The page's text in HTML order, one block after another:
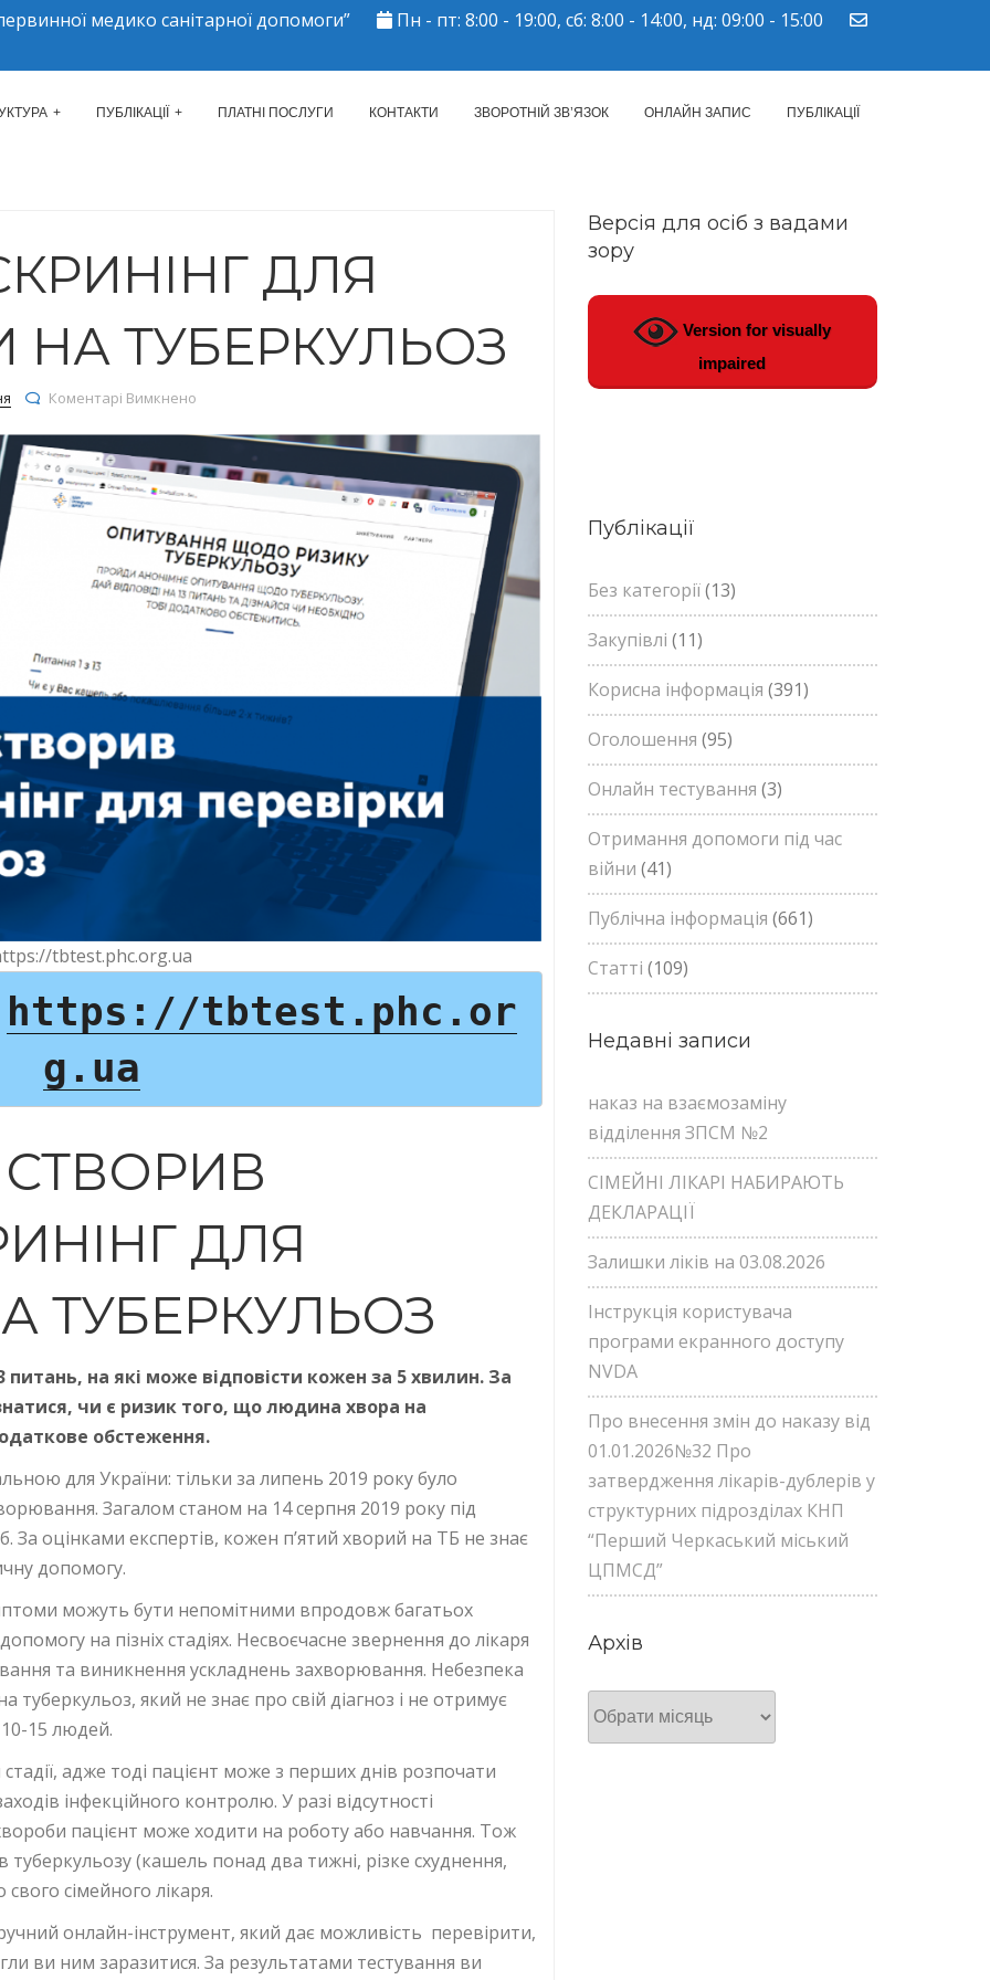
медико санітарної допомоги” Пн - пт: 8:00 - 19:00, сб: 8:00 - 14:00, нд: 09:00 - 15:00
МІСЬКИЙ ЦЕНТР ПМСД"
ПУБЛІКАЦІЇ ПЛАТНІ ПОСЛУГИ КОНТАКТИ ЗВОРОТНІЙ ЗВ’ЯЗОК ОНЛАЙН ЗАПИС ПУБЛІКАЦІЇ
ДЛЯ
НА ТУБЕРКУЛЬОЗ
Коментарі Вимкнено
tbtest.phc.org.ua
https://tbtest.phc.or
g.ua
СТВОРИВ
ДЛЯ
ТУБЕРКУЛЬОЗ
на які може відповісти кожен за 5 хвилин. За
чи є ризик того, що людина хвора на
обстеження.
для України: тільки за липень 2019 року було
Загалом станом на 14 серпня 2019 року під
За оцінками експертів, кожен п’ятий хворий на ТБ не знає
допомогу.
можуть бути непомітними впродовж багатьох
на пізніх стадіях. Несвоєчасне звернення до лікаря
та виникнення ускладнень захворювання. Небезпека
який не знає про свій діагноз і не отримує
15 людей.
адже тоді пацієнт може з перших днів розпочати
інфекційного контролю. У разі відсутності
пацієнт може ходити на роботу або навчання. Тож
(кашель понад два тижні, різке схуднення,
свого сімейного лікаря.
онлайн-інструмент, який дає можливість перевірити,
ви ним заразитися. За результатами тестування ви
Версія для осіб з вадами
зору
Version for visually
impaired
Публікації
Без категорії(13)
Закупівлі (11)
Корисна інформація (391)
Оголошення (95)
Онлайн тестування (3)
Отримання допомоги під час
війни (41)
Публічна інформація (661)
Статті (109)
Недавні записи
наказ на взаємозаміну
відділення ЗПСМ №2
СІМЕЙНІ ЛІКАРІ НАБИРАЮТЬ
ДЕКЛАРАЦІЇ
Залишки ліків на 03.08.2026
Інструкція користувача
програми екранного доступу
NVDA
Про внесення змін до наказу від
01.01.2026№32 Про
затвердження лікарів-дублерів у
структурних підрозділах КНП
“Перший Черкаський міський
ЦПМСД”
Архів
Архів